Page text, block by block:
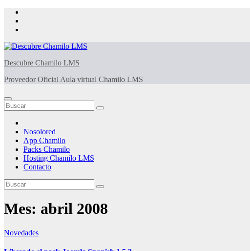
Saltar
contenido
Descubre Chamilo LMS
Proveedor Oficial Aula virtual Chamilo LMS
Nosolored
App Chamilo
Packs Chamilo
Hosting Chamilo LMS
Contacto
Mes: abril 2008
Novedades